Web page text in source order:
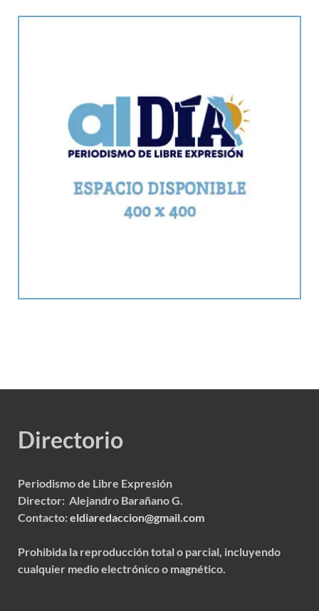
Directorio
Periodismo de Libre Expresión
Director: Alejandro Barañano G.
Contacto:eldiaredaccion@gmail.com
Prohibida la reproducción total o parcial, incluyendo
cualquier medio electrónico o magnético.